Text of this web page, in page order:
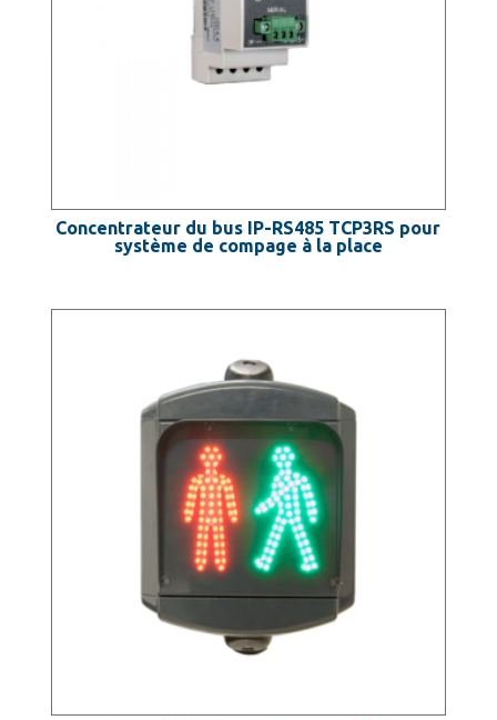
Concentrateur du bus IP-RS485 TCP3RS pour
système de compage à la place